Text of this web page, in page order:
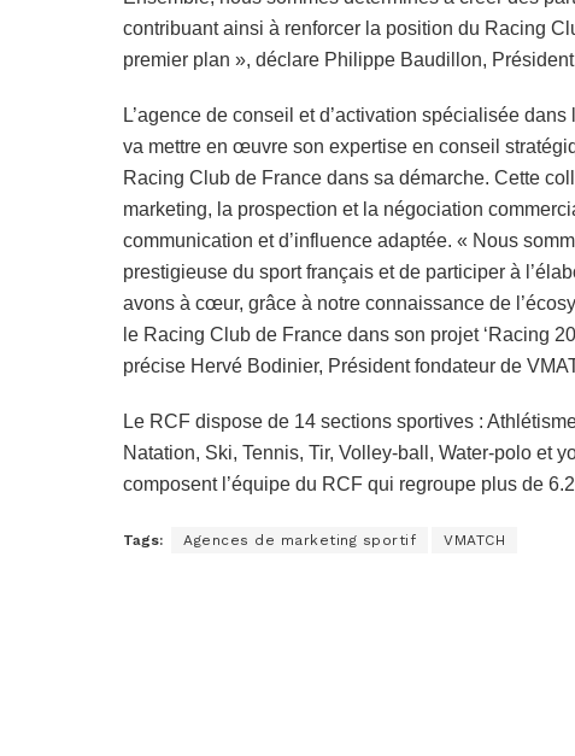
contribuant ainsi à renforcer la position du Racing
premier plan », déclare Philippe Baudillon,
L’agence de conseil et d’activation spécialisée
va mettre en œuvre son expertise en conseil
Racing Club de France dans sa démarche. Cette
marketing, la prospection et la négociation
communication et d’influence adaptée. « Nous
prestigieuse du sport français et de participer à
avons à cœur, grâce à notre connaissance de
le Racing Club de France dans son projet ‘Racing
précise Hervé Bodinier, Président fondateur de
Le RCF dispose de 14 sections sportives :
Natation, Ski, Tennis, Tir, Volley-ball, Water-polo et
composent l’équipe du RCF qui regroupe plus de
Tags: Agences de marketing sportif VMATCH